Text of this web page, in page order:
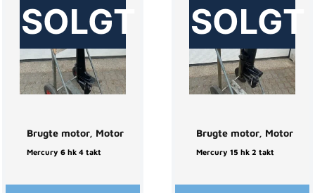
SOLGT
Brugte motor, Motor
Mercury 6 hk 4 takt
SOLGT
Brugte motor, Motor
Mercury 15 hk 2 takt